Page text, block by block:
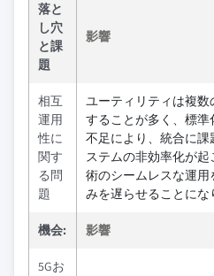
落と
し穴
と課
題
影響
相互
運用
性に
関す
る問
題
ユーティリティは複
することが多く、標
不足により、統合に
ステムの非効率化が
術のシームレスな運
みを遅らせることにな
機会: 影響
5Gお